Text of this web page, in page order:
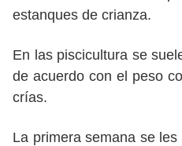
estanques de crianza.
En las piscicultura se
de acuerdo con el peso
crías.
La primera semana se